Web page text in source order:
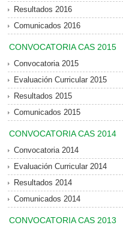
Resultados 2016
Comunicados 2016
CONVOCATORIA CAS 2015
Convocatoria 2015
Evaluación Curricular 2015
Resultados 2015
Comunicados 2015
CONVOCATORIA CAS 2014
Convocatoria 2014
Evaluación Curricular 2014
Resultados 2014
Comunicados 2014
CONVOCATORIA CAS 2013